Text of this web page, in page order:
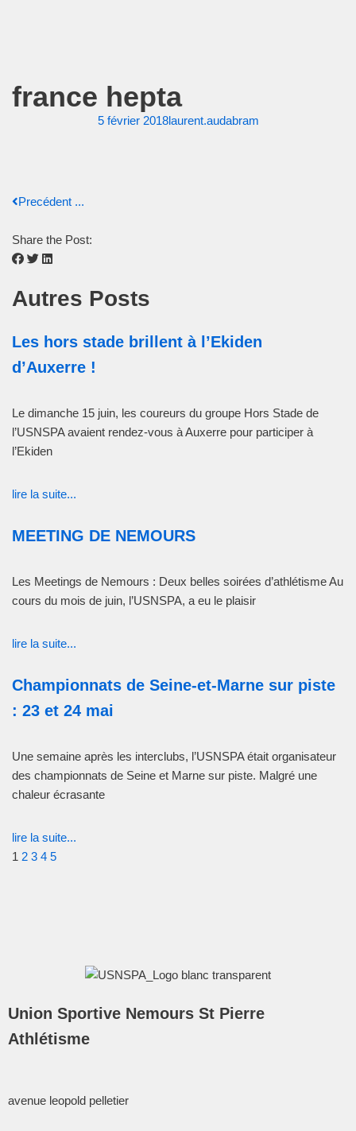
france hepta
5 février 2018laurent.audabram
Precédent ...
Share the Post:
Autres Posts
Les hors stade brillent à l’Ekiden
d’Auxerre !
Le dimanche 15 juin, les coureurs du groupe Hors Stade de
l’USNSPA avaient rendez-vous à Auxerre pour participer à
l’Ekiden
lire la suite...
MEETING DE NEMOURS
Les Meetings de Nemours : Deux belles soirées d’athlétisme Au
cours du mois de juin, l’USNSPA, a eu le plaisir
lire la suite...
Championnats de Seine-et-Marne sur piste
: 23 et 24 mai
Une semaine après les interclubs, l’USNSPA était organisateur
des championnats de Seine et Marne sur piste. Malgré une
chaleur écrasante
lire la suite...
1 2 3 4 5
Union Sportive Nemours St Pierre
Athlétisme
avenue leopold pelletier